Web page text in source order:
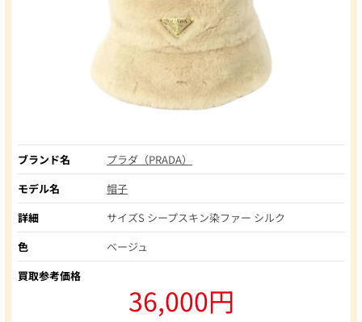
ブランド名
プラダ（PRADA）
モデル名
帽子
詳細
サイズS シープスキン染ファー シルク
色
ベージュ
買取参考価格
36,000円